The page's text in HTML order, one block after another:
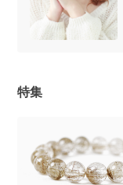
特集